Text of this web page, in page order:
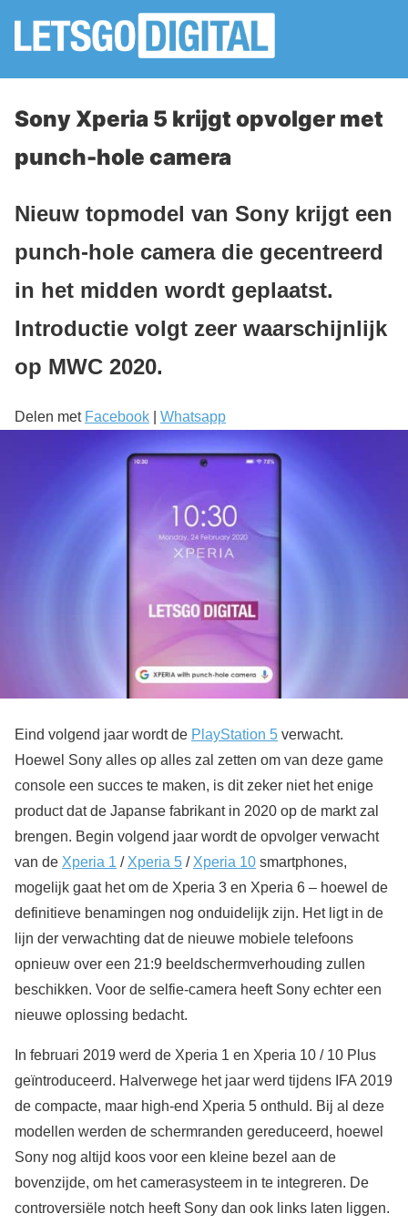
Sony Xperia 5 krijgt opvolger met
punch-hole camera
Nieuw topmodel van Sony krijgt een
punch-hole camera die gecentreerd
in het midden wordt geplaatst.
Introductie volgt zeer waarschijnlijk
op MWC 2020.
Delen met Facebook Whatsapp
Eind volgend jaar wordt de PlayStation 5 verwacht.
Hoewel Sony alles op alles zal zetten om van deze game
console een succes te maken, is dit zeker niet het enige
product dat de Japanse fabrikant in 2020 op de markt zal
brengen. Begin volgend jaar wordt de opvolger verwacht
van de Xperia 1 / Xperia 5 / Xperia 10 smartphones,
mogelijk gaat het om de Xperia 3 en Xperia 6 – hoewel de
definitieve benamingen nog onduidelijk zijn. Het ligt in de
lijn der verwachting dat de nieuwe mobiele telefoons
opnieuw over een 21:9 beeldschermverhouding zullen
beschikken. Voor de selfie-camera heeft Sony echter een
nieuwe oplossing bedacht.
In februari 2019 werd de Xperia 1 en Xperia 10 / 10 Plus
geïntroduceerd. Halverwege het jaar werd tijdens IFA 2019
de compacte, maar high-end Xperia 5 onthuld. Bij al deze
modellen werden de schermranden gereduceerd, hoewel
Sony nog altijd koos voor een kleine bezel aan de
bovenzijde, om het camerasysteem in te integreren. De
controversiële notch heeft Sony dan ook links laten liggen.